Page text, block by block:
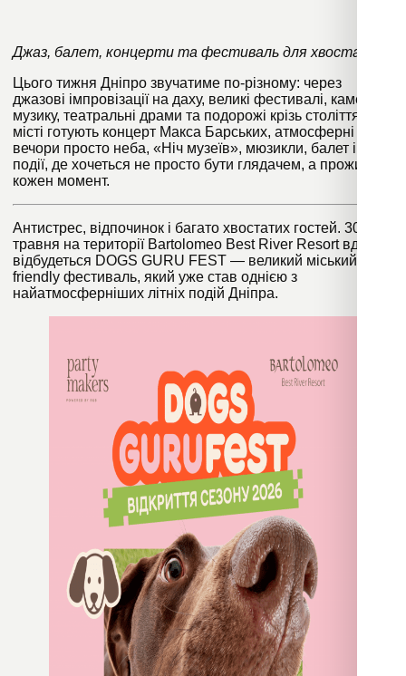
Джаз, балет, концерти та фестиваль для хвостатих!
Цього тижня Дніпро звучатиме по-різному: через
джазові імпровізації на даху, великі фестивалі, камерну
музику, театральні драми та подорожі крізь століття. У
місті готують концерт Макса Барських, атмосферні
вечори просто неба, «Ніч музеїв», мюзикли, балет і
події, де хочеться не просто бути глядачем, а проживати
кожен момент.
Антистрес, відпочинок і багато хвостатих гостей. 30
травня на території Bartolomeo Best River Resort вдруге
відбудеться DOGS GURU FEST — великий міський dog-
friendly фестиваль, який уже став однією з
найатмосферніших літніх подій Дніпра.